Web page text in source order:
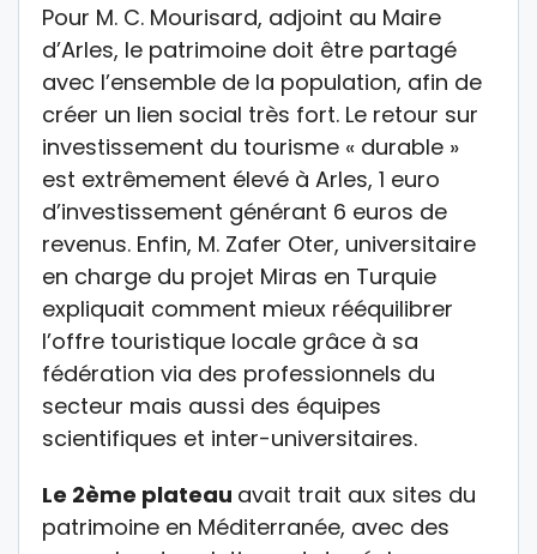
Pour M. C. Mourisard, adjoint au Maire
d’Arles, le patrimoine doit être partagé
avec l’ensemble de la population, afin de
créer un lien social très fort. Le retour sur
investissement du tourisme « durable »
est extrêmement élevé à Arles, 1 euro
d’investissement générant 6 euros de
revenus. Enfin, M. Zafer Oter, universitaire
en charge du projet Miras en Turquie
expliquait comment mieux rééquilibrer
l’offre touristique locale grâce à sa
fédération via des professionnels du
secteur mais aussi des équipes
scientifiques et inter-universitaires.
Le 2ème plateau avait trait aux sites du
patrimoine en Méditerranée, avec des